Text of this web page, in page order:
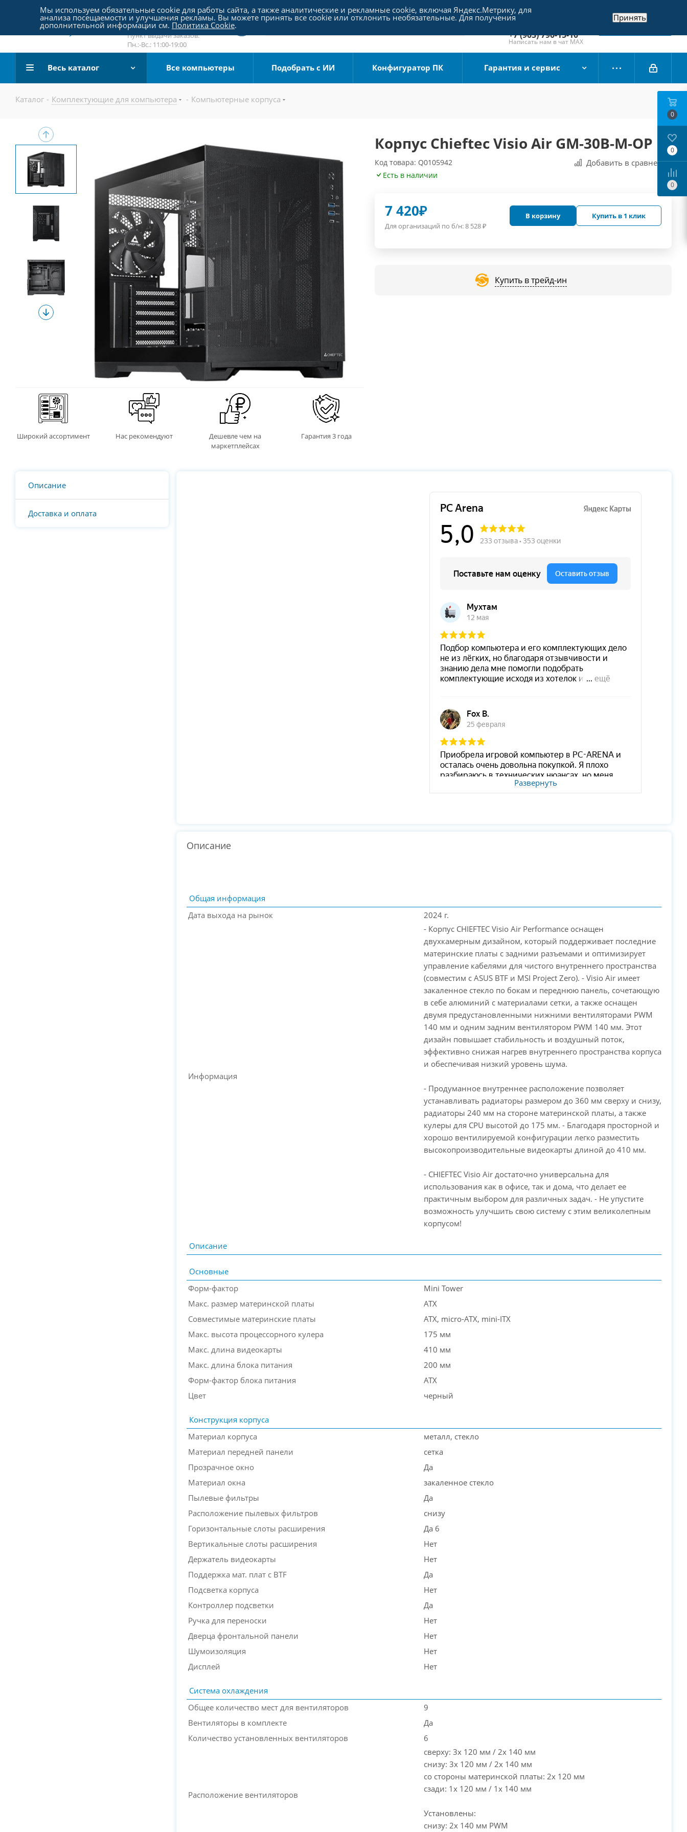
Пятницкое шоссе 18, пав. 267
email:sale@pc-arena.ru
Пн.:-Вс.: 10:00-20:00
Пункт выдачи заказов:
Пн.:-Вс.: 11:00-19:00
+7 (495) 790-15-10
Отдел продаж
+7 (903) 790-15-10
Написать нам в чат MAX
Заказать звонок
Весь каталог Все компьютеры Подобрать с ИИ Конфигуратор ПК Гарантия и сервис
Каталог - Комплектующие для компьютера - Компьютерные корпуса
Широкий ассортимент Нас рекомендуют
Дешевле чем на
маркетплейсах
Гарантия 3 года
Корпус Chieftec Visio Air GM-30B-M-OP
Код товара: Q0105942 Добавить в сравнения
Есть в наличии
7 420₽
Для организаций по б/н:8 528₽
В корзину Купить в 1 клик
Купить в трейд-ин
Описание
Доставка и оплата
Развернуть
Описание
Общая информация
Дата выхода на рынок
2024 г.
Информация
- Корпус CHIEFTEC Visio Air Performance оснащен
двухкамерным дизайном, который поддерживает последние
материнские платы с задними разъемами и оптимизирует
управление кабелями для чистого внутреннего пространства
(совместим с ASUS BTF и MSI Project Zero). - Visio Air имеет
закаленное стекло по бокам и переднюю панель, сочетающую
в себе алюминий с материалами сетки, а также оснащен
двумя предустановленными нижними вентиляторами PWM
140 мм и одним задним вентилятором PWM 140 мм. Этот
дизайн повышает стабильность и воздушный поток,
эффективно снижая нагрев внутреннего пространства корпуса
и обеспечивая низкий уровень шума.
- Продуманное внутреннее расположение позволяет
устанавливать радиаторы размером до 360 мм сверху и снизу,
радиаторы 240 мм на стороне материнской платы, а также
кулеры для CPU высотой до 175 мм. - Благодаря просторной и
хорошо вентилируемой конфигурации легко разместить
высокопроизводительные видеокарты длиной до 410 мм.
- CHIEFTEC Visio Air достаточно универсальна для
использования как в офисе, так и дома, что делает ее
практичным выбором для различных задач. - Не упустите
возможность улучшить свою систему с этим великолепным
корпусом!
Описание
Основные
Форм-фактор
Mini Tower
Макс. размер материнской платы
ATX
Совместимые материнские платы
ATX, micro-ATX, mini-ITX
Макс. высота процессорного кулера
175 мм
Макс. длина видеокарты
410 мм
Макс. длина блока питания
200 мм
Форм-фактор блока питания
ATX
Цвет
черный
Конструкция корпуса
Материал корпуса
металл, стекло
Материал передней панели
сетка
Прозрачное окно
Да
Материал окна
закаленное стекло
Пылевые фильтры
Да
Расположение пылевых фильтров
снизу
Горизонтальные слоты расширения
Да 6
Вертикальные слоты расширения
Нет
Держатель видеокарты
Нет
Поддержка мат. плат с BTF
Да
Подсветка корпуса
Нет
Контроллер подсветки
Да
Ручка для переноски
Нет
Дверца фронтальной панели
Нет
Шумоизоляция
Нет
Дисплей
Нет
Система охлаждения
Общее количество мест для вентиляторов
9
Вентиляторы в комплекте
Да
Количество установленных вентиляторов
6
Расположение вентиляторов
сверху: 3x 120 мм / 2x 140 мм
снизу: 3x 120 мм / 2x 140 мм
со стороны материнской платы: 2x 120 мм
сзади: 1x 120 мм / 1x 140 мм
Установлены:
снизу: 2x 140 мм PWM
0
0
0
Мы используем обязательные cookie для работы сайта, а также аналитические и рекламные cookie, включая Яндекс.Метрику, для
анализа посещаемости и улучшения рекламы. Вы можете принять все cookie или отклонить необязательные. Для получения
дополнительной информации см. Политика Cookie.
Принять